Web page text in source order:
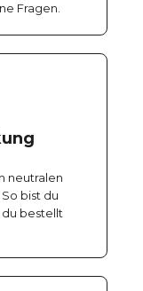
Fragen.
neutralen
bist du
du bestellt